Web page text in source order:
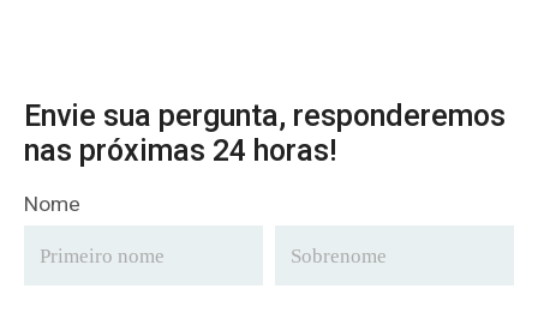
Envie sua pergunta, responderemos
nas próximas 24 horas!
Nome